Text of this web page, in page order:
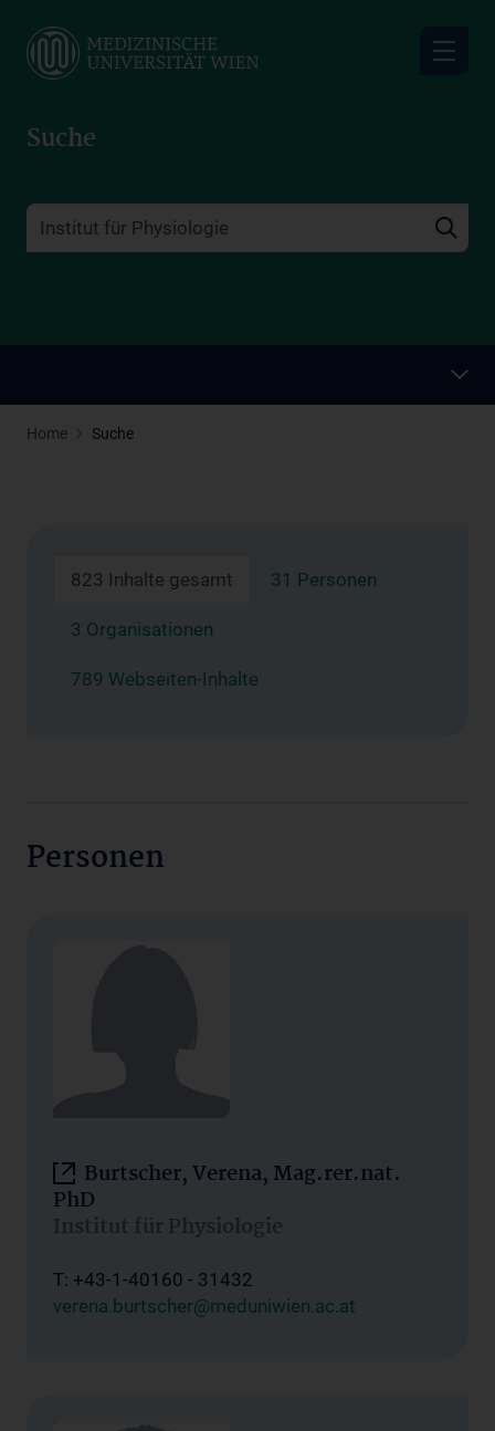
main
Suche
Home Suche
823 Inhalte gesamt 31 Personen
3 Organisationen
789 Webseiten-Inhalte
Personen
Burtscher, Verena, Mag.rer.nat.
PhD
Institut für Physiologie
T: +43-1-40160 - 31432
verena.burtscher@meduniwien.ac.at